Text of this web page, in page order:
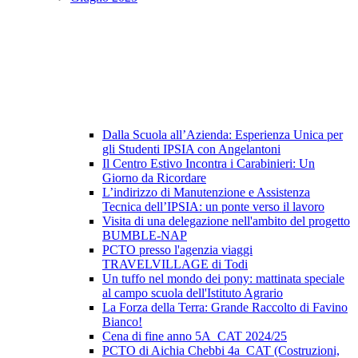
Dalla Scuola all’Azienda: Esperienza Unica per
gli Studenti IPSIA con Angelantoni
Il Centro Estivo Incontra i Carabinieri: Un
Giorno da Ricordare
L’indirizzo di Manutenzione e Assistenza
Tecnica dell’IPSIA: un ponte verso il lavoro
Visita di una delegazione nell'ambito del progetto
BUMBLE-NAP
PCTO presso l'agenzia viaggi
TRAVELVILLAGE di Todi
Un tuffo nel mondo dei pony: mattinata speciale
al campo scuola dell'Istituto Agrario
La Forza della Terra: Grande Raccolto di Favino
Bianco!
Cena di fine anno 5A_CAT 2024/25
PCTO di Aichia Chebbi 4a_CAT (Costruzioni,